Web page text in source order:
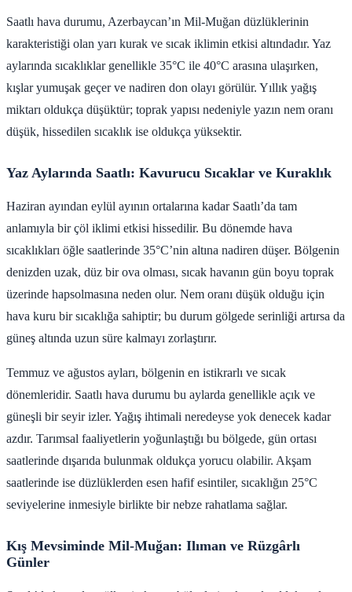
Saatlı hava durumu, Azerbaycan’ın Mil-Muğan düzlüklerinin
karakteristiği olan yarı kurak ve sıcak iklimin etkisi altındadır. Yaz
aylarında sıcaklıklar genellikle 35°C ile 40°C arasına ulaşırken,
kışlar yumuşak geçer ve nadiren don olayı görülür. Yıllık yağış
miktarı oldukça düşüktür; toprak yapısı nedeniyle yazın nem oranı
düşük, hissedilen sıcaklık ise oldukça yüksektir.
Yaz Aylarında Saatlı: Kavurucu Sıcaklar ve Kuraklık
Haziran ayından eylül ayının ortalarına kadar Saatlı’da tam
anlamıyla bir çöl iklimi etkisi hissedilir. Bu dönemde hava
sıcaklıkları öğle saatlerinde 35°C’nin altına nadiren düşer. Bölgenin
denizden uzak, düz bir ova olması, sıcak havanın gün boyu toprak
üzerinde hapsolmasına neden olur. Nem oranı düşük olduğu için
hava kuru bir sıcaklığa sahiptir; bu durum gölgede serinliği artırsa da
güneş altında uzun süre kalmayı zorlaştırır.
Temmuz ve ağustos ayları, bölgenin en istikrarlı ve sıcak
dönemleridir. Saatlı hava durumu bu aylarda genellikle açık ve
güneşli bir seyir izler. Yağış ihtimali neredeyse yok denecek kadar
azdır. Tarımsal faaliyetlerin yoğunlaştığı bu bölgede, gün ortası
saatlerinde dışarıda bulunmak oldukça yorucu olabilir. Akşam
saatlerinde ise düzlüklerden esen hafif esintiler, sıcaklığın 25°C
seviyelerine inmesiyle birlikte bir nebze rahatlama sağlar.
Kış Mevsiminde Mil-Muğan: Ilıman ve Rüzgârlı
Günler